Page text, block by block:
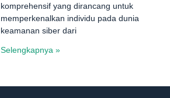
komprehensif yang dirancang untuk
memperkenalkan individu pada dunia
keamanan siber dari
Selengkapnya »